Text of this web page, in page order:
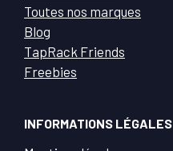
Toutes nos marques
Blog
TapRack Friends
Freebies
INFORMATIONS LÉGALES